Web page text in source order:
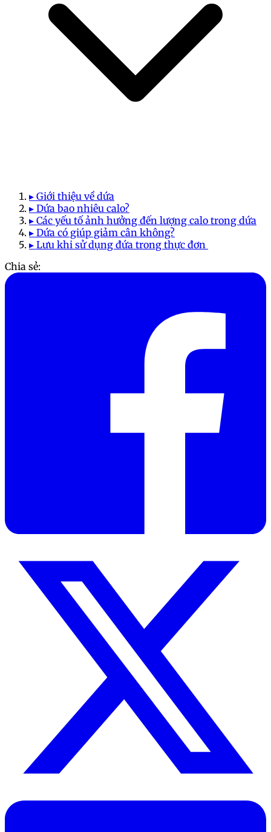
▸ Giới thiệu về dứa
▸ Dứa bao nhiêu calo?
▸ Các yếu tố ảnh hưởng đến lượng calo trong dứa
▸ Dứa có giúp giảm cân không?
▸ Lưu khi sử dụng đứa trong thực đơn
Chia sẻ: